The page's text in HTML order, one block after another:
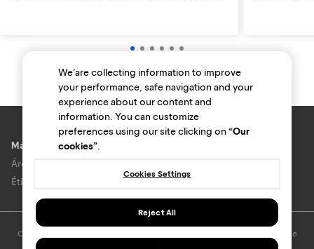
Marcas e lojas
Área do anunciante
Ética e Integridade
O uso deste site está sujeito aos termos e condições do
e
We’are collecting information to improve
your performance, safe navigation and your
experience about our content and
information. You can customize
preferences using our site clicking on“Our
cookies”.
Cookies Settings
Reject All